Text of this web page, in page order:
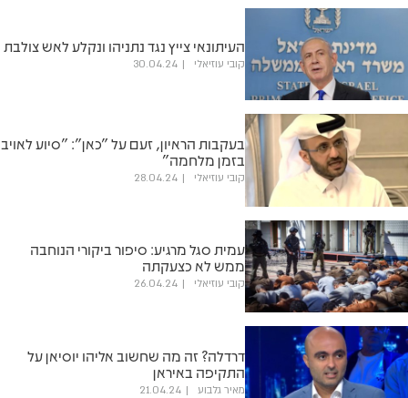
העיתונאי צייץ נגד נתניהו ונקלע לאש צולבת
קובי עוזיאלי 30.04.24
בעקבות הראיון, זעם על "כאן": "סיוע לאויב
בזמן מלחמה"
קובי עוזיאלי 28.04.24
עמית סגל מרגיע: סיפור ביקורי הנוחבה
ממש לא כצעקתה
קובי עוזיאלי 26.04.24
דרדלה? זה מה שחשוב אליהו יוסיאן על
התקיפה באיראן
מאיר גלבוע 21.04.24